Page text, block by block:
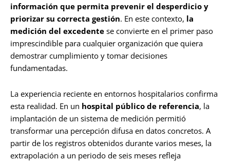
información que permita prevenir el desperdicio y
priorizar su correcta gestión. En este contexto, la
medición del excedente se convierte en el primer paso
imprescindible para cualquier organización que quiera
demostrar cumplimiento y tomar decisiones
fundamentadas.
La experiencia reciente en entornos hospitalarios confirma
esta realidad. En un hospital público de referencia, la
implantación de un sistema de medición permitió
transformar una percepción difusa en datos concretos. A
partir de los registros obtenidos durante varios meses, la
extrapolación a un periodo de seis meses refleja